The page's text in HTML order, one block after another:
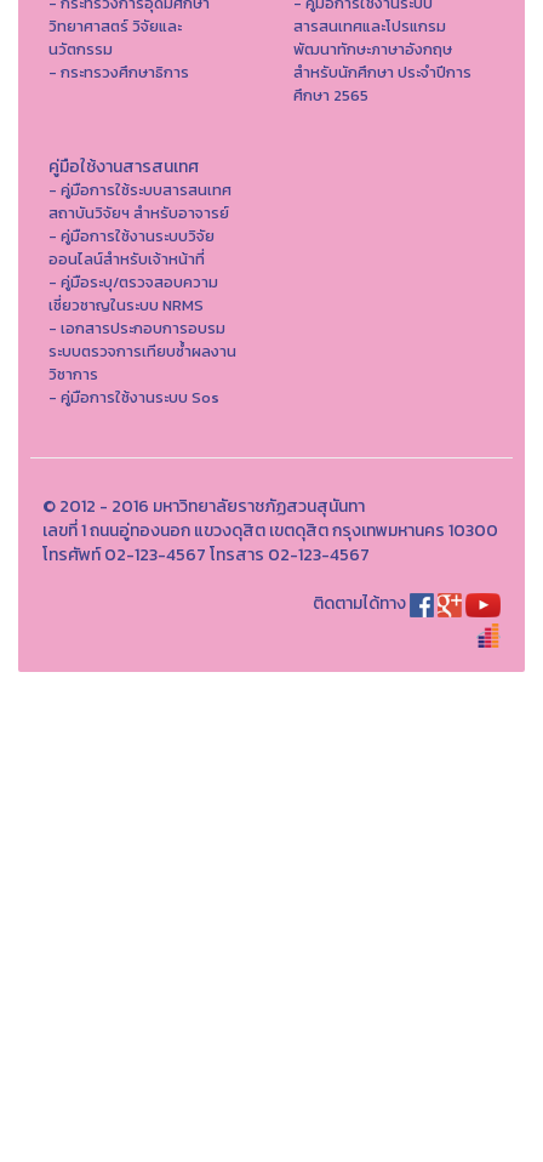
วิทยาศาสตร์ วิจัยและ
นวัตกรรม
- กระทรวงศึกษาธิการ
สารสนเทศและโปรแกรม
พัฒนาทักษะภาษาอังกฤษ
สำหรับนักศึกษา ประจำปีการ
ศึกษา 2565
คู่มือใช้งานสารสนเทศ
- คู่มือการใช้ระบบสารสนเทศ
สถาบันวิจัยฯ สำหรับอาจารย์
- คู่มือการใช้งานระบบวิจัย
ออนไลน์สำหรับเจ้าหน้าที่
- คู่มือระบุ/ตรวจสอบความ
เชี่ยวชาญในระบบ NRMS
- เอกสารประกอบการอบรม
ระบบตรวจการเทียบซ้ำผลงาน
วิชาการ
- คู่มือการใช้งานระบบ Sos
© 2012 - 2016 มหาวิทยาลัยราชภัฏสวนสุนันทา
เลขที่ 1 ถนนอู่ทองนอก แขวงดุสิต เขตดุสิต กรุงเทพมหานคร 10300
โทรศัพท์ 02-123-4567 โทรสาร 02-123-4567
ติดตามได้ทาง